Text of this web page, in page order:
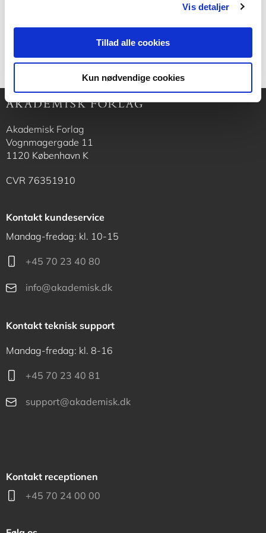
Vis detaljer
Tillad alle cookies
Kun nødvendige cookies
ingeniører, der arbejder med køleteknik.
Akademisk Forlag
Vognmagergade 11
1120 København K
CVR 76351910
Kontakt kundeservice
Mandag-fredag: kl. 10-15
+45 70 23 40 80
info@akademisk.dk
Kontakt teknisk support
Mandag-fredag: kl. 8-16
+45 70 23 40 81
support@akademisk.dk
Kontakt receptionen
+45 70 24 00 00